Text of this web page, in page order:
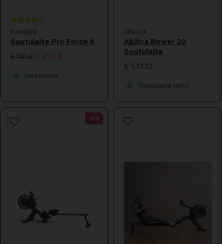
HAMMER
Soutulaite Pro Force II
€ 701,8 € 450,8
Varastossa
ABILICA
Abilica Rower 20
Soutulaite
€ 531,12
Tilaustuote tehty
-6%